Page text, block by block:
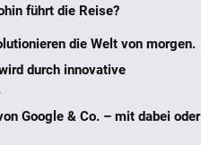
führt die Reise?
die Welt von morgen.
durch innovative
Google & Co. – mit dabei oder